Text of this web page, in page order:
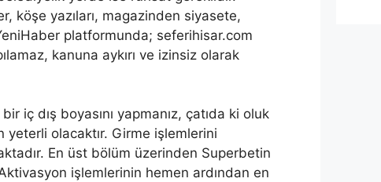
köşe yazıları, magazinden siyasete,
platformunda; seferihisar.com
kanuna aykırı ve izinsiz olarak
iç dış boyasını yapmanız, çatıda ki oluk
olacaktır. Girme işlemlerini
En üst bölüm üzerinden Superbetin
işlemlerinin hemen ardından en